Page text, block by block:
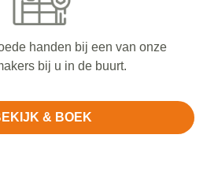
handen bij een van onze
bij u in de buurt.
& BOEK